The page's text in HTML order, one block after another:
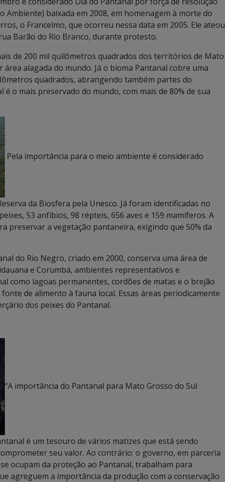
Ambiente) baixada em 2008, em homenagem à morte do
o Francelmo, que ocorreu nessa data em 2005. Ele ateou
Barão do Rio Branco, durante protesto.
de 200 mil quilômetros quadrados dos territórios de Mato
área alagada do mundo. Já o bioma Pantanal cobre uma
quadrados, abrangendo também partes do
é o mais preservado do mundo, com mais de 80% de sua
Pela importância para o meio ambiente é considerado
da Biosfera pela Unesco. Já foram identificadas no
53 anfíbios, 98 répteis, 656 aves e 159 mamíferos. A
preservar a vegetação pantaneira, exigindo que 50% da
do Rio Negro, criado em 2000, conserva uma área de
e Corumbá, ambientes representativos e
como lagoas permanentes, cordões de matas e o brejão
de alimento à fauna local. Essas áreas periodicamente
dos peixes do Pantanal.
“A importância do Pantanal para Mato Grosso do Sul
é um tesouro de vários matizes que está sendo
seu valor. Ao contrário: o governo, em parceria
ocupam da proteção ao Pantanal, trabalham para
agreguem a importância da produção com a conservação